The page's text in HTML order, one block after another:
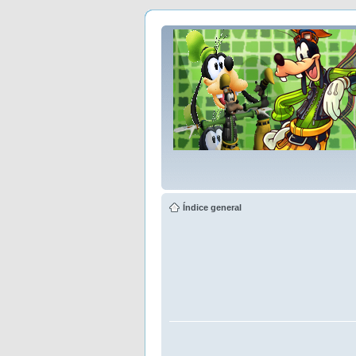
Índice general